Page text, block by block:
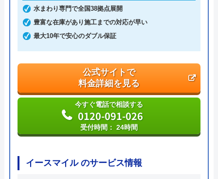
本社所在地
〒308-0853
茨城県筑西市伊讃美864-4
水まわり専門で全国38拠点展開
豊富な在庫があり施工までの対応が早い
最大10年で安心のダブル保証
公式サイトで
料金詳細を見る
今すぐ電話で相談する
0120-091-026
受付時間： 24時間
イースマイル のサービス情報